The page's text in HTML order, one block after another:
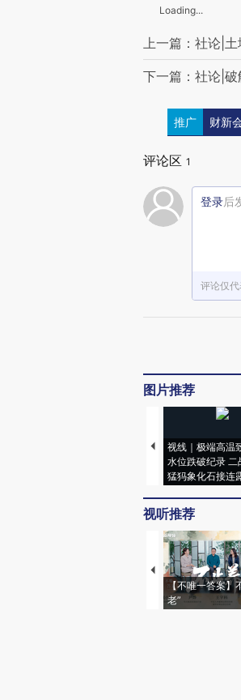
Loading...
上一篇：社论|
下一篇：社论|
推广 财新
评论区 1
登录后
评论仅
图片推荐
视线｜极端高温
水位跌破纪录 二
猛犸象化石接连
视听推荐
【不唯一答案】
老”